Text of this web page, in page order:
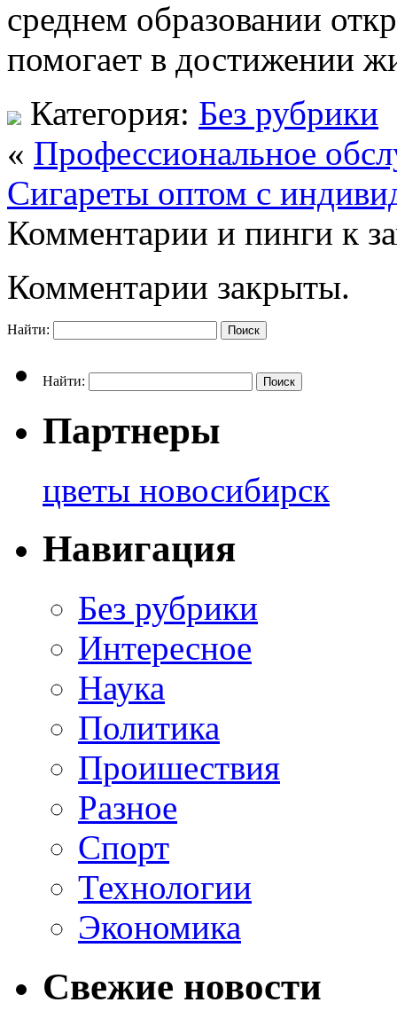
среднем образовании
помогает в достижении
Категория: Без рубрики
« Профессиональное
Сигареты оптом с
Комментарии и пинги к
Комментарии закрыты.
Найти:
Найти:
Партнеры
цветы новосибирск
Навигация
Без рубрики
Интересное
Наука
Политика
Проишествия
Разное
Спорт
Технологии
Экономика
Свежие новости